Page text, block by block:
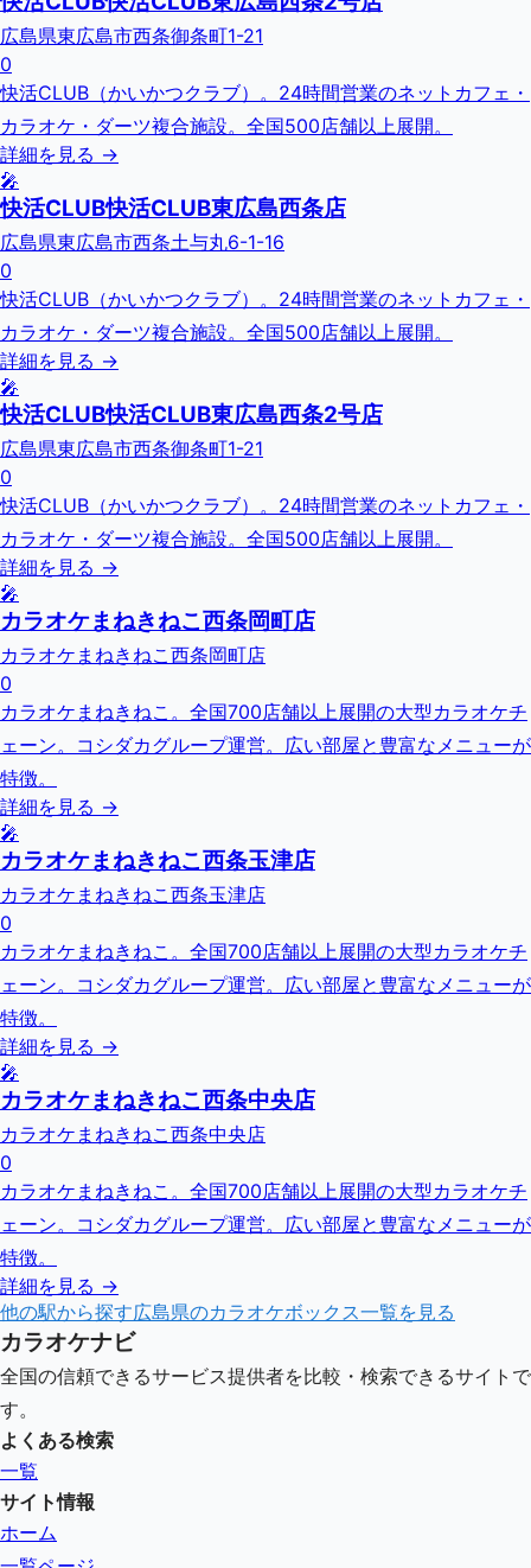
広島県東広島市西条御条町1-21
0
快活CLUB（かいかつクラブ）。24時間営業のネットカフェ・
カラオケ・ダーツ複合施設。全国500店舗以上展開。
詳細を見る →
🎤
快活CLUB快活CLUB東広島西条店
広島県東広島市西条土与丸6-1-16
0
快活CLUB（かいかつクラブ）。24時間営業のネットカフェ・
カラオケ・ダーツ複合施設。全国500店舗以上展開。
詳細を見る →
🎤
快活CLUB快活CLUB東広島西条2号店
広島県東広島市西条御条町1-21
0
快活CLUB（かいかつクラブ）。24時間営業のネットカフェ・
カラオケ・ダーツ複合施設。全国500店舗以上展開。
詳細を見る →
🎤
カラオケまねきねこ西条岡町店
カラオケまねきねこ西条岡町店
0
カラオケまねきねこ。全国700店舗以上展開の大型カラオケチ
ェーン。コシダカグループ運営。広い部屋と豊富なメニューが
特徴。
詳細を見る →
🎤
カラオケまねきねこ西条玉津店
カラオケまねきねこ西条玉津店
0
カラオケまねきねこ。全国700店舗以上展開の大型カラオケチ
ェーン。コシダカグループ運営。広い部屋と豊富なメニューが
特徴。
詳細を見る →
🎤
カラオケまねきねこ西条中央店
カラオケまねきねこ西条中央店
0
カラオケまねきねこ。全国700店舗以上展開の大型カラオケチ
ェーン。コシダカグループ運営。広い部屋と豊富なメニューが
特徴。
詳細を見る →
他の駅から探す広島県のカラオケボックス一覧を見る
カラオケナビ
全国の信頼できるサービス提供者を比較・検索できるサイトで
す。
よくある検索
一覧
サイト情報
ホーム